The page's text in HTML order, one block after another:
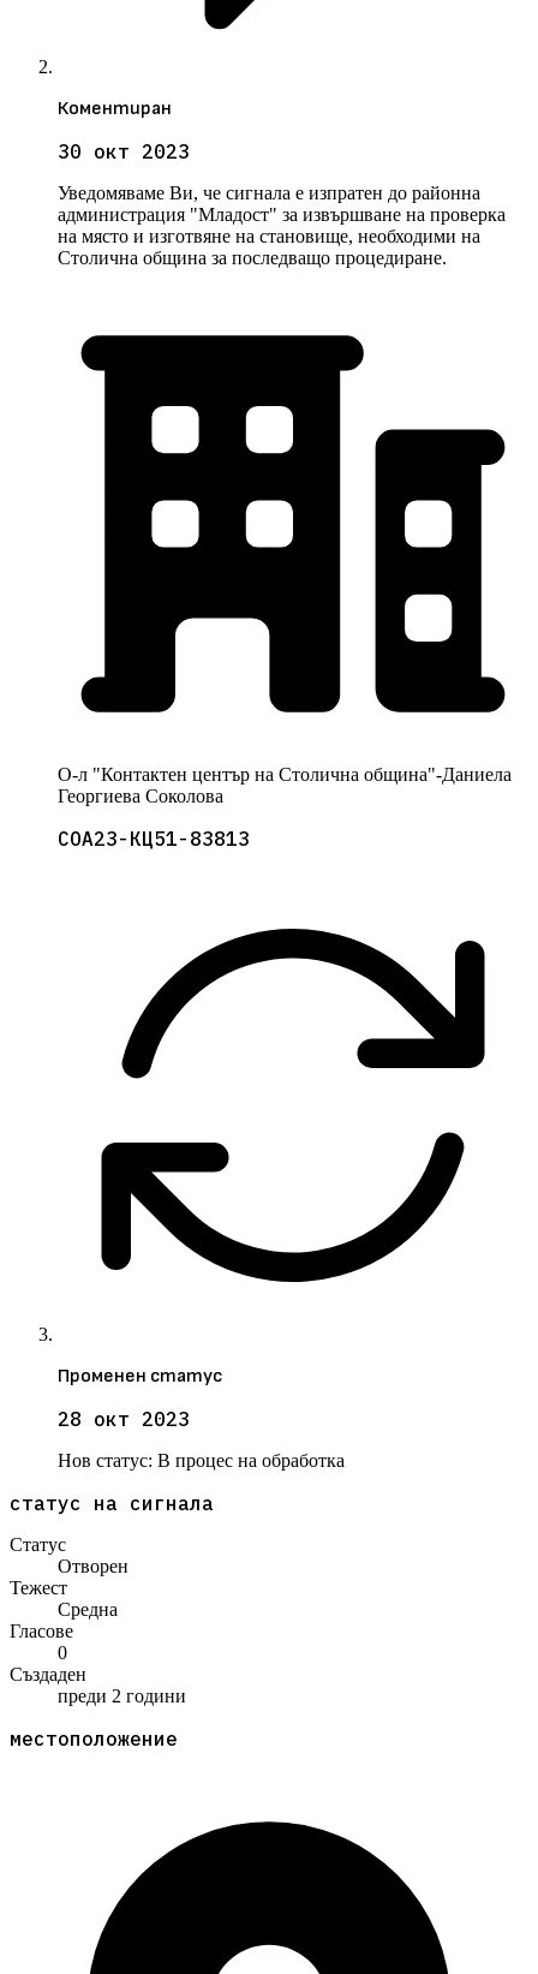
Коментиран
30 окт 2023
Уведомяваме Ви, че сигнала е изпратен до районна
администрация "Младост" за извършване на проверка
на място и изготвяне на становище, необходими на
Столична община за последващо процедиране.
О-л "Контактен център на Столична община"-Даниела
Георгиева Соколова
СОА23-КЦ51-83813
Променен статус
28 окт 2023
Нов статус: В процес на обработка
статус на сигнала
Статус
Отворен
Тежест
Средна
Гласове
0
Създаден
преди 2 години
местоположение